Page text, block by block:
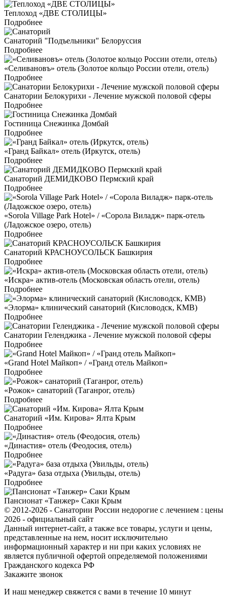
Теплоход «ДВЕ СТОЛИЦЫ»
Подробнее
Санаторий "Подъельники" Белоруссия
Подробнее
«Селивановъ» отель (Золотое кольцо России отели, отель)
Подробнее
Санатории Белокурихи - Лечение мужской половой сферы
Подробнее
Гостиница Снежинка Домбай
Подробнее
«Гранд Байкал» отель (Иркутск, отель)
Подробнее
Санаторий ДЕМИДКОВО Пермский край
Подробнее
«Sorola Village Park Hotel» / «Сорола Виладж» парк-отель
(Ладожское озеро, отель)
Подробнее
Санаторий КРАСНОУСОЛЬСК Башкирия
Подробнее
«Искра» актив-отель (Московская область отели, отель)
Подробнее
«Элорма» клинический санаторий (Кисловодск, КМВ)
Подробнее
Санатории Геленджика - Лечение мужской половой сферы
Подробнее
«Grand Hotel Майкоп» / «Гранд отель Майкоп»
Подробнее
«Рожок» санаторий (Таганрог, отель)
Подробнее
Санаторий «Им. Кирова» Ялта Крым
Подробнее
«Династия» отель (Феодосия, отель)
Подробнее
«Радуга» база отдыха (Увильды, отель)
Подробнее
Пансионат «Танжер» Саки Крым
© 2012-2026 - Санатории России недорогие с лечением : цены
2026 - официальный сайт
Данный интернет-сайт, а также все товары, услуги и цены,
представленные на нем, носит исключительно
информационный характер и ни при каких условиях не
является публичной офертой определяемой положениями
Гражданского кодекса РФ
Закажите звонок
И наш менеджер свяжется с вами в течение 10 минут